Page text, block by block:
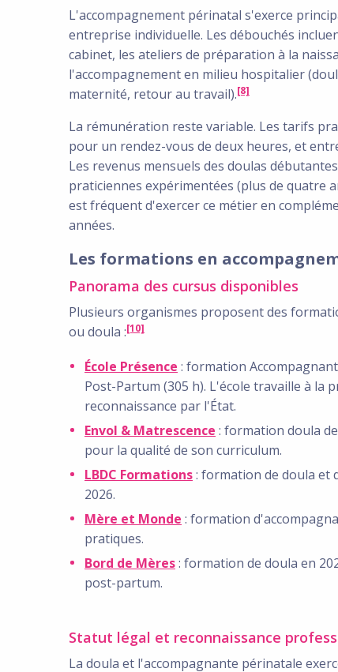
L'accompagnement périnatal s'exerce
entreprise individuelle. Les débouchés
cabinet, les ateliers de préparation à la
l'accompagnement en milieu hospitalier
maternité, retour au travail).[8]
La rémunération reste variable. Les tarifs
pour un rendez-vous de deux heures, et
Les revenus mensuels des doulas
praticiennes expérimentées (plus de quatre
est fréquent d'exercer ce métier en
années.
Les formations en
Panorama des cursus disponibles
Plusieurs organismes proposent des
ou doula :[10]
École Présence : formation
Post-Partum (305 h). L'école travaille à la
reconnaissance par l'État.
Envol & Matrescence : formation doula
pour la qualité de son curriculum.
LBDC Formations: formation de doula et
2026.
Mère et Monde : formation
pratiques.
Bord de Mères: formation de doula en
post-partum.
Statut légal et reconnaissance
La doula et l'accompagnante périnatale